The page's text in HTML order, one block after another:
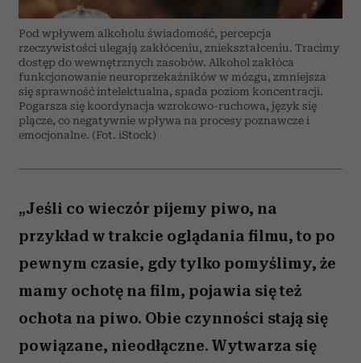
Pod wpływem alkoholu świadomość, percepcja
rzeczywistości ulegają zakłóceniu, zniekształceniu. Tracimy
dostęp do wewnętrznych zasobów. Alkohol zakłóca
funkcjonowanie neuroprzekaźników w mózgu, zmniejsza
się sprawność intelektualna, spada poziom koncentracji.
Pogarsza się koordynacja wzrokowo-ruchowa, język się
plącze, co negatywnie wpływa na procesy poznawcze i
emocjonalne. (Fot. iStock)
„Jeśli co wieczór pijemy piwo, na
przykład w trakcie oglądania filmu, to po
pewnym czasie, gdy tylko pomyślimy, że
mamy ochotę na film, pojawia się też
ochota na piwo. Obie czynności stają się
powiązane, nieodłączne. Wytwarza się